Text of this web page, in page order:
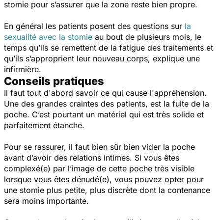
stomie pour s’assurer que la zone reste bien propre.
En général les patients posent des questions sur la
sexualité avec la stomie au bout de plusieurs mois, le
temps qu’ils se remettent de la fatigue des traitements et
qu’ils s’approprient leur nouveau corps, explique une
infirmière.
Conseils pratiques
Il faut tout d'abord savoir ce qui cause l'appréhension.
Une des grandes craintes des patients, est la fuite de la
poche. C’est pourtant un matériel qui est très solide et
parfaitement étanche.
Pour se rassurer, il faut bien sûr bien vider la poche
avant d’avoir des relations intimes. Si vous êtes
complexé(e) par l’image de cette poche très visible
lorsque vous êtes dénudé(e), vous pouvez opter pour
une stomie plus petite, plus discrète dont la contenance
sera moins importante.